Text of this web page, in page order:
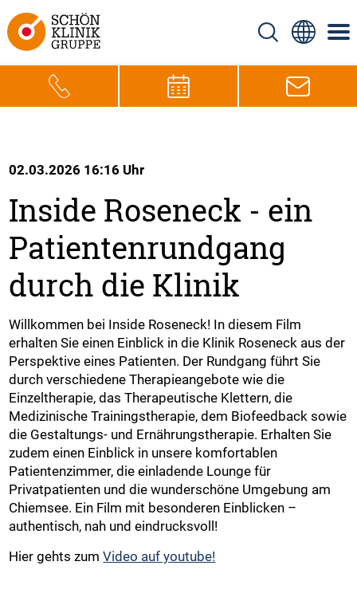
02.03.2026 16:16 Uhr
Inside Roseneck - ein
Patientenrundgang
durch die Klinik
Willkommen bei Inside Roseneck! In diesem Film
erhalten Sie einen Einblick in die Klinik Roseneck aus der
Perspektive eines Patienten. Der Rundgang führt Sie
durch verschiedene Therapieangebote wie die
Einzeltherapie, das Therapeutische Klettern, die
Medizinische Trainingstherapie, dem Biofeedback sowie
die Gestaltungs- und Ernährungstherapie. Erhalten Sie
zudem einen Einblick in unsere komfortablen
Patientenzimmer, die einladende Lounge für
Privatpatienten und die wunderschöne Umgebung am
Chiemsee. Ein Film mit besonderen Einblicken –
authentisch, nah und eindrucksvoll!
Hier gehts zumVideo auf youtube!